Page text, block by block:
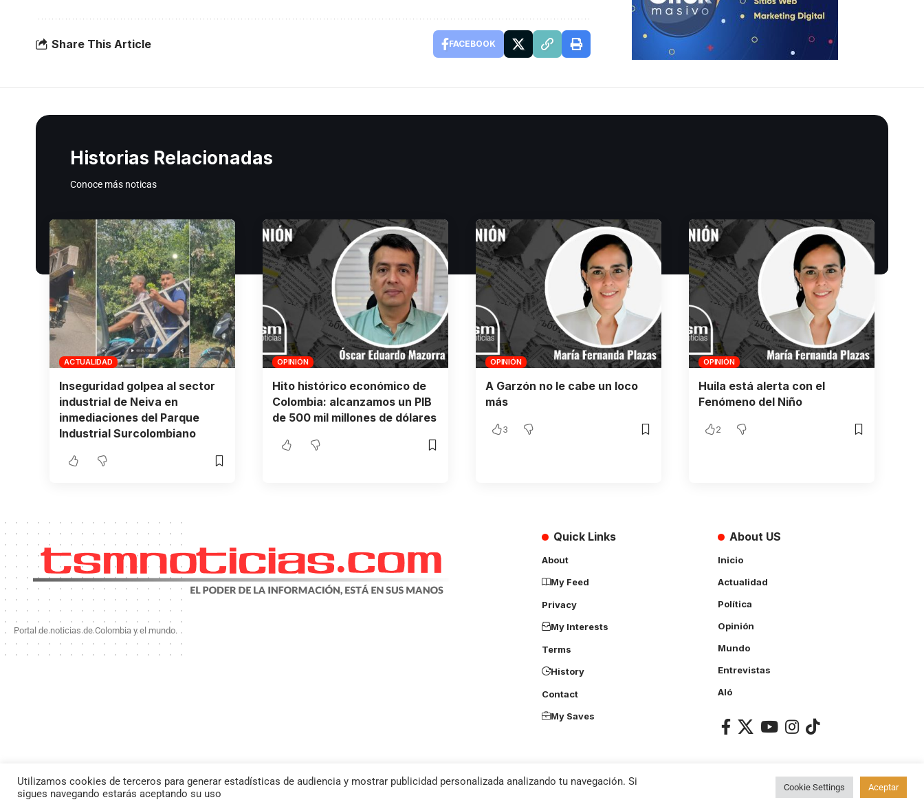
By using this site, you agree to thePrivacy Policy andTerms of Use.
Share This Article FACEBOOK
Historias Relacionadas
Conoce más noticas
ACTUALIDAD
Inseguridad golpea al sector
industrial de Neiva en
inmediaciones del Parque
Industrial Surcolombiano
OPINIÓN
Hito histórico económico de
Colombia: alcanzamos un PIB
de 500 mil millones de dólares
OPINIÓN
A Garzón no le cabe un loco
más
3
OPINIÓN
Huila está alerta con el
Fenómeno del Niño
2
Portal de noticias de Colombia y el mundo.
Quick Links
About
My Feed
Privacy
My Interests
Terms
History
Contact
My Saves
About US
Inicio
Actualidad
Política
Opinión
Mundo
Entrevistas
Aló
Todos los derechos reservados – Diseño, Desarrollo y Hosting por Click Masivo SAS
Utilizamos cookies de terceros para generar estadísticas de audiencia y mostrar publicidad personalizada analizando tu navegación. Si
sigues navegando estarás aceptando su uso
Cookie Settings Aceptar